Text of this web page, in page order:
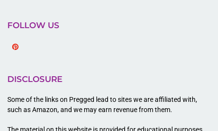
FOLLOW US
DISCLOSURE
Some of the links on Pregged lead to sites we are affiliated with,
such as Amazon, and we may earn revenue from them.